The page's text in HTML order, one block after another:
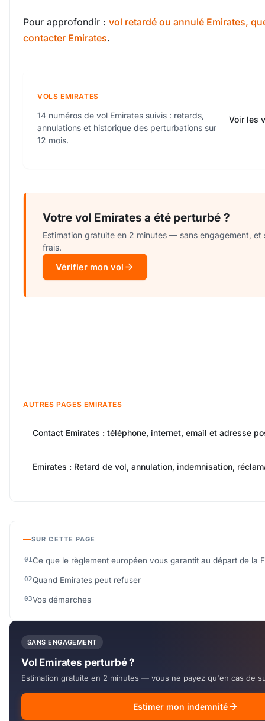
Pour approfondir : vol retardé ou annulé Emirates,
contacter Emirates.
VOLS EMIRATES
14 numéros de vol Emirates suivis : retards,
annulations et historique des perturbations sur
12 mois.
Voir les
Votre vol Emirates a été perturbé ?
Estimation gratuite en 2 minutes — sans engagement, et
frais.
Vérifier mon vol
AUTRES PAGES EMIRATES
Contact Emirates : téléphone, internet, email et adresse
Emirates : Retard de vol, annulation, indemnisation,
SUR CETTE PAGE
Ce que le règlement européen vous garantit au départ de la
Quand Emirates peut refuser
Vos démarches
SANS ENGAGEMENT
Vol Emirates perturbé ?
Estimation gratuite en 2 minutes — vous ne payez qu'en cas de
Estimer mon indemnité